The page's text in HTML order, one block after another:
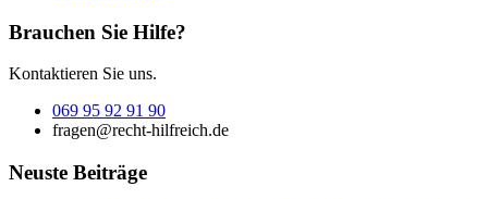
Brauchen Sie Hilfe?
Kontaktieren Sie uns.
069 95 92 91 90
fragen@recht-hilfreich.de
Neuste Beiträge